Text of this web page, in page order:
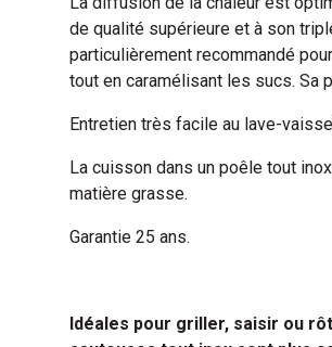
de qualité supérieure et à son
particulièrement recommandé
tout en caramélisant les sucs. Sa
Entretien très facile au lave-
La cuisson dans un poêle tout
matière grasse.
Garantie 25 ans.
Idéales pour griller, saisir ou